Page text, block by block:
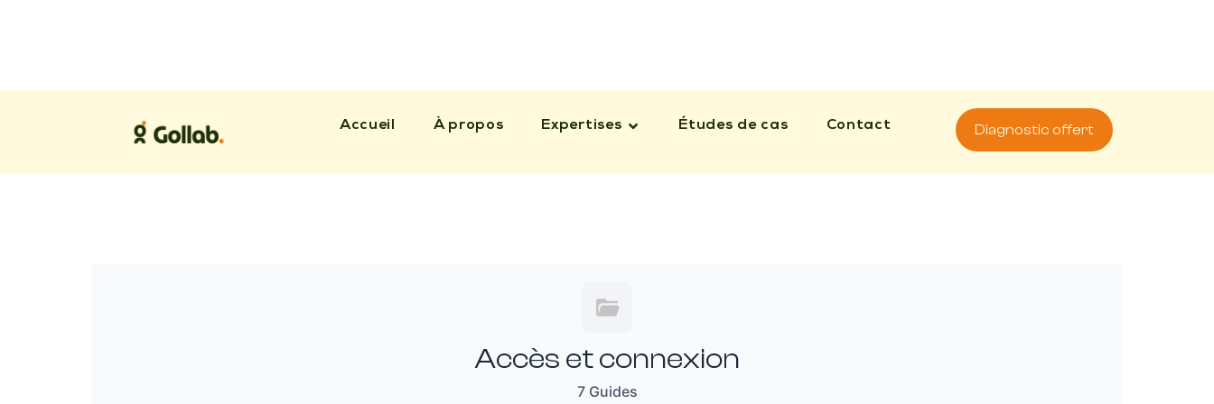
Accueil À propos Expertises Études de cas Contact Diagnostic offert
Accès et connexion
7 Guides